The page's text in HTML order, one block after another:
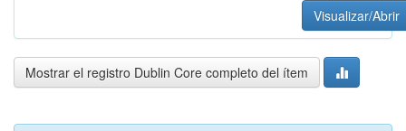
Visualizar/Abrir
Mostrar el registro Dublin Core completo del ítem